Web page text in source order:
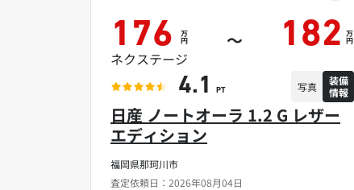
福岡県那珂川市
査定依頼日：2026年08月04日
日産 ノートオーラ 1.2 G レザー
エディション
176 万
円 ～ 182 万
円
ネクステージ
4.1 PT 写真
装備
情報